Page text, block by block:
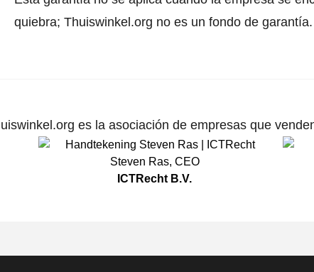
quiebra; Thuiswinkel.org no es un fondo de garantía.
es la asociación de empresas que
Steven Ras, CEO
ICTRecht B.V.